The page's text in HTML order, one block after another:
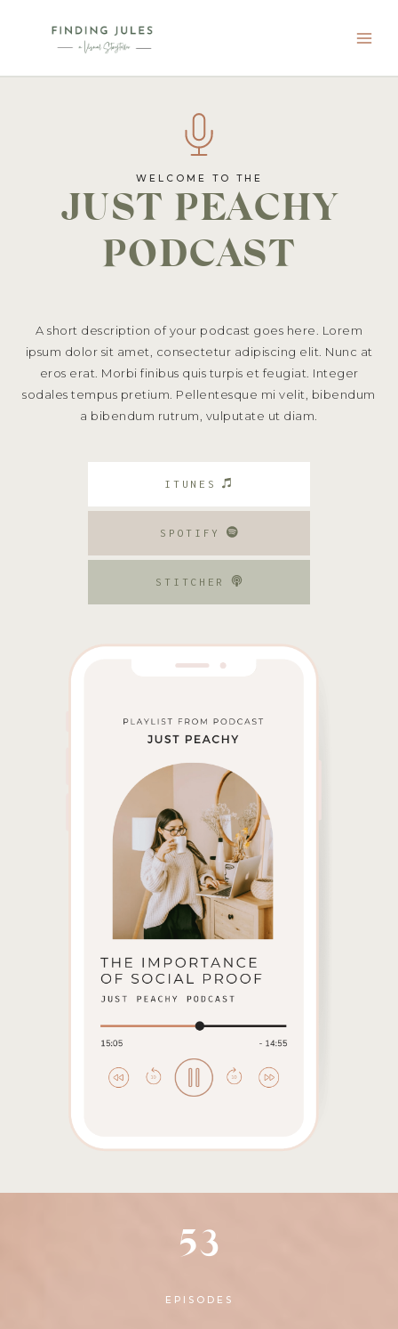
WELCOME TO THE
JUST PEACHY
PODCAST
A short description of your podcast goes here. Lorem
ipsum dolor sit amet, consectetur adipiscing elit. Nunc at
eros erat. Morbi finibus quis turpis et feugiat. Integer
sodales tempus pretium. Pellentesque mi velit, bibendum
a bibendum rutrum, vulputate ut diam.
ITUNES
SPOTIFY
STITCHER
53
EPISODES